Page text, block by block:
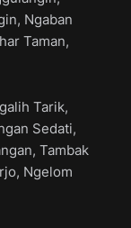
Ngaban
Taman,
Tarik,
Sedati,
Tambak
Ngelom